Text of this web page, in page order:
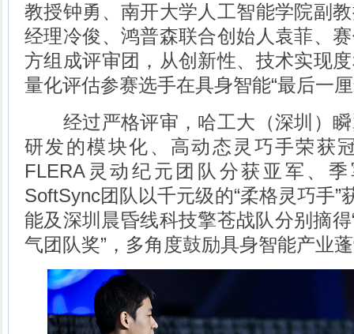
教授钟勇、南开大学人工智能学院副
经理冷俊、鸿普森联合创始人袁菲、
方组成评审团，从创新性、技术实现
量化评估参赛选手在具身智能“最后一
经过严格评审，哈工大（深圳）瞬
研发的模块化、高动态灵巧手荣获
FLERA灵动纪元团队分获亚军、
SoftSync团队以千元级的“柔格灵巧手”
能及深圳晨昏线科技擎苍战队分别摘得
气团队奖”，多角度鼓励具身智能产业